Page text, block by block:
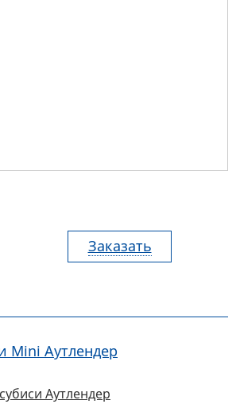
Заказать
Mini Аутлендер
Аутлендер